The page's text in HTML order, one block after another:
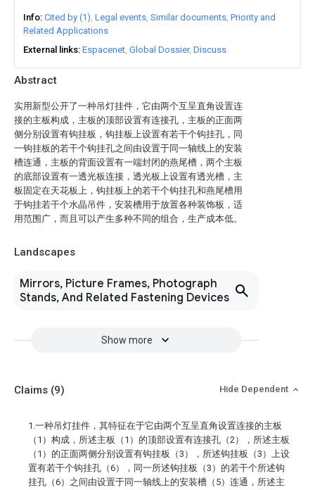
Abstract
实用新型公开了一种吊灯挂件，它由两个互呈直角设置连
接的主板构成，主板的顶部设置有连接孔，主板的正面两
侧分别设置有钩挂板，钩挂板上设置有若干个钩挂孔，同
一钩挂板的若干个钩挂孔之间由设置于同一轴线上的安装
槽连通，主板的背面设置有一端封闭的燕尾槽，两个主板
的底部设置有一透光板连接，透光板上设置有透光槽，主
板固定在天花板上，钩挂板上的若干个钩挂孔和燕尾槽用
于钩挂若干个水晶吊件，安装槽用于放置各种装饰板，适
用范围广，而且可以产生多种不同的组合，生产成本低。
Landscapes
Mirrors, Picture Frames, Photograph
Stands, And Related Fastening Devices
Show more
Info Cited by (1) Legal events Similar documents Priority and
Related Applications
External links Espacenet Global Dossier Discuss
Claims (9) Hide Dependent
1.一种吊灯挂件，其特征在于它由两个互呈直角设置连接的主板
（1）构成，所述主板（1）的顶部设置有连接孔（2），所述主板
（1）的正面两侧分别设置有钩挂板（3），所述钩挂板（3）上设
置有若干个钩挂孔（6），同一所述钩挂板（3）的若干个所述钩
挂孔（6）之间由设置于同一轴线上的安装槽（5）连通，所述主